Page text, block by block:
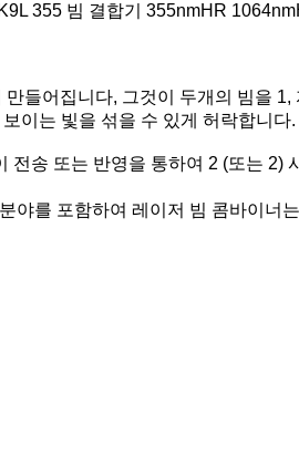
355 빔 결합기 355nmHR
들어집니다, 그것이 두개의 빔을
이는 빛을 섞을 수 있게 허락합니다.
송 또는 반영을 통하여 2 (또는
야를 포함하여 레이저 빔 콤바이너